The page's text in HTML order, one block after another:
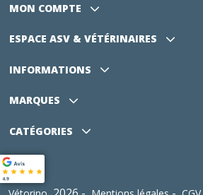
MON COMPTE
ESPACE ASV & VÉTÉRINAIRES
INFORMATIONS
MARQUES
CATÉGORIES